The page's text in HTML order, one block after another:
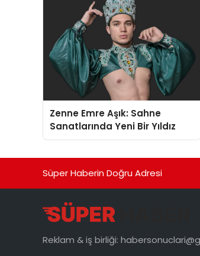
Zenne Emre Aşık: Sahne
Sanatlarında Yeni Bir Yıldız
Süper Haberin Doğru Adresi
Reklam & iş birliği: